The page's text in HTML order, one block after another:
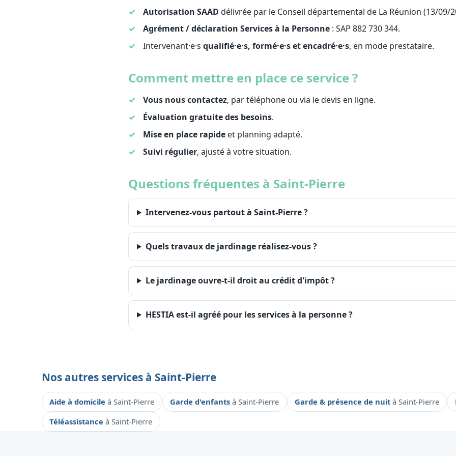
Autorisation SAAD délivrée par le Conseil départemental de La Réunion (13/09/
Agrément / déclaration Services à la Personne: SAP 882 730 344.
Intervenant·e·s qualifié·e·s, formé·e·s et encadré·e·s, en mode prestataire.
Comment mettre en place ce service ?
Vous nous contactez, par téléphone ou via le devis en ligne.
Évaluation gratuite des besoins.
Mise en place rapideet planning adapté.
Suivi régulier, ajusté à votre situation.
Questions fréquentes à Saint-Pierre
Intervenez-vous partout à Saint-Pierre ?
Quels travaux de jardinage réalisez-vous ?
Le jardinage ouvre-t-il droit au crédit d'impôt ?
HESTIA est-il agréé pour les services à la personne ?
Nos autres services à Saint-Pierre
Aide à domicileà Saint-Pierre Garde d'enfantsà Saint-Pierre Garde & présence de nuit à Saint-Pierre
Téléassistanceà Saint-Pierre